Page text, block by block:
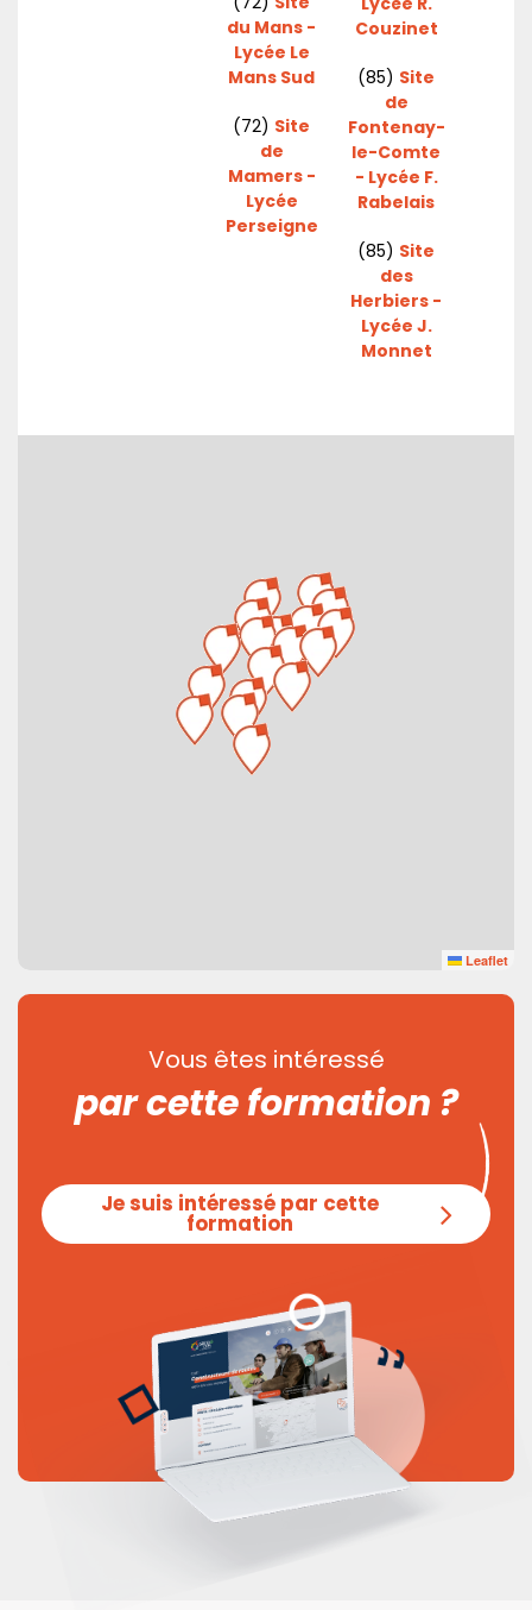
du Mans -
Lycée Le
Mans Sud
(72) Site
de
Mamers -
Lycée
Perseigne
Couzinet
(85) Site
de
Fontenay-
le-Comte
- Lycée F.
Rabelais
(85) Site
des
Herbiers -
Lycée J.
Monnet
Leaflet
Vous êtes intéressé
par cette formation ?
Je suis intéressé par cette
formation